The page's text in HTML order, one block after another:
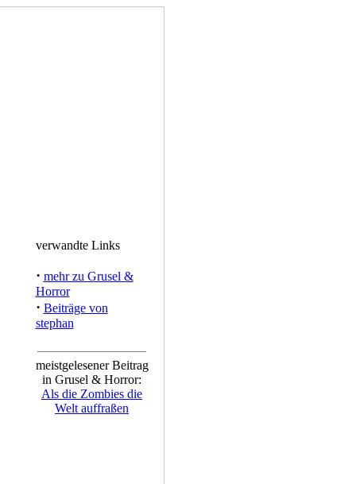
verwandte Links
· mehr zu Grusel &
Horror
· Beiträge von
stephan
meistgelesener Beitrag
in Grusel & Horror:
Als die Zombies die
Welt auffraßen